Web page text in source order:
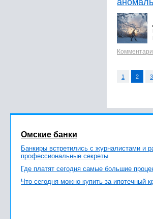
1 2 3
Омские банки
Банкиры встретились с журналистами и
профессиональные секреты
Где платят сегодня самые большие
Что сегодня можно купить за ипотечный